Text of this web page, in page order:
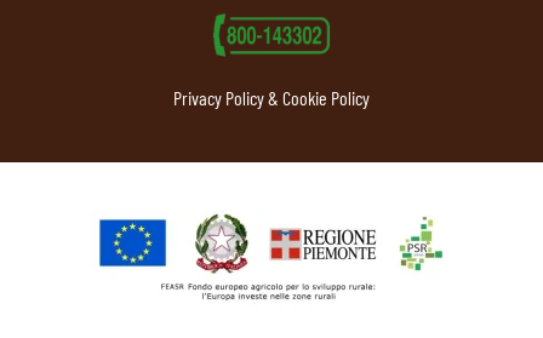
Privacy Policy & Cookie Policy